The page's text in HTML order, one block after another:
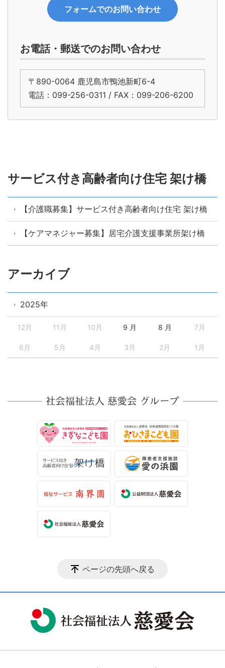
フォームでのお問い合わせ
お電話・郵送でのお問い合わせ
〒890-0064 鹿児島市鴨池新町6-4
電話：099-256-0311 / FAX：099-206-6200
サービス付き高齢者向け住宅 架け橋
【介護職募集】サービス付き高齢者向け住宅 架け橋
【ケアマネジャー募集】居宅介護支援事業所架け橋
アーカイブ
2025年
12月 11月 10月 9 月 8 月 7月
6月 5月 4月 3月 2月 1月
ページの先頭へ戻る